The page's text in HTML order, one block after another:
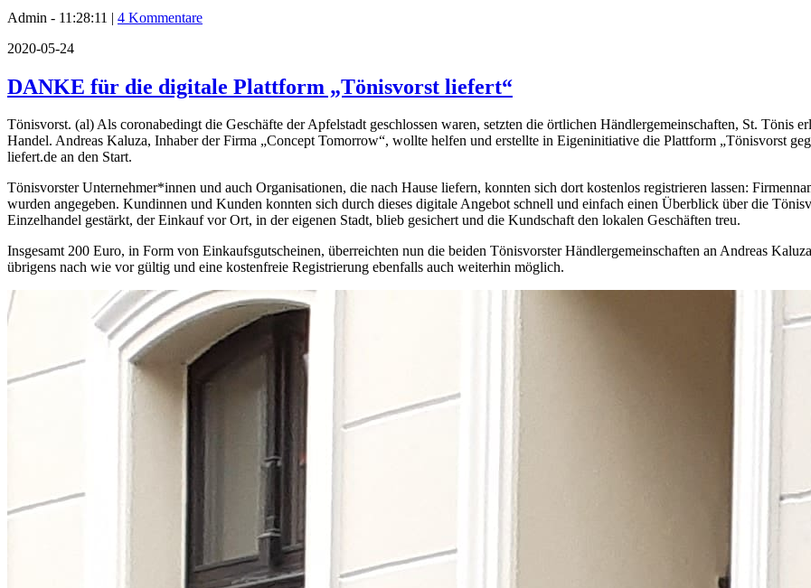
Admin - 11:28:11 | 4 Kommentare
2020-05-24
DANKE für die digitale Plattform „Tönisvorst liefert“
Tönisvorst. (al) Als coronabedingt die Geschäfte der Apfelstadt geschlossen waren, setzten die örtlichen Händlergemeinschaften, St. Tönis
Handel. Andreas Kaluza, Inhaber der Firma „Concept Tomorrow“, wollte helfen und erstellte in Eigeninitiative die Plattform „Tönisvorst
liefert.de an den Start.
Tönisvorster Unternehmer*innen und auch Organisationen, die nach Hause liefern, konnten sich dort kostenlos registrieren lassen:
wurden angegeben. Kundinnen und Kunden konnten sich durch dieses digitale Angebot schnell und einfach einen Überblick über die
Einzelhandel gestärkt, der Einkauf vor Ort, in der eigenen Stadt, blieb gesichert und die Kundschaft den lokalen Geschäften treu.
Insgesamt 200 Euro, in Form von Einkaufsgutscheinen, überreichten nun die beiden Tönisvorster Händlergemeinschaften an Andreas
übrigens nach wie vor gültig und eine kostenfreie Registrierung ebenfalls auch weiterhin möglich.